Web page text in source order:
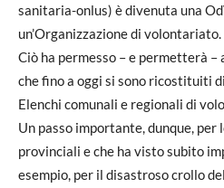
sanitaria-onlus) è divenuta una
un’Organizzazione di volontariato.
Ciò ha permesso – e permetterà
che fino a oggi si sono ricostituiti
Elenchi comunali e regionali di
Un passo importante, dunque,
provinciali e che ha visto subito
esempio, per il disastroso crollo